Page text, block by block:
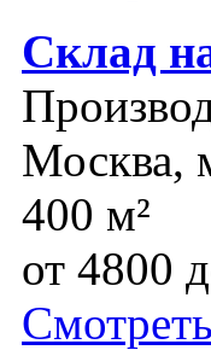
Склад
Москва,
400 м²
от 4800